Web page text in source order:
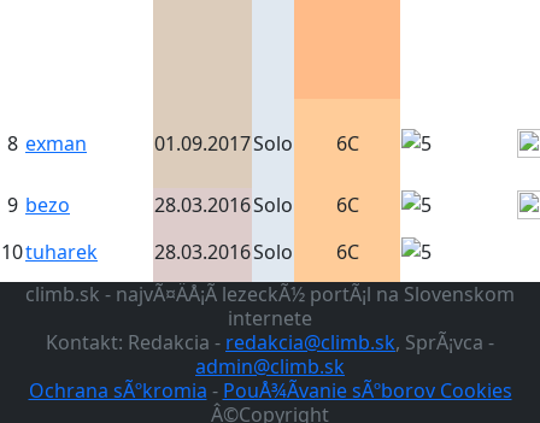
8 exman 01.09.2017Solo 6C
9 bezo 28.03.2016Solo
6C
10tuharek 28.03.2016Solo
6C
climb.sk - najvÃ¤ÄÅ¡Ã­ lezeckÃ½ portÃ¡l na Slovenskom
internete
Kontakt: Redakcia - redakcia@climb.sk, SprÃ¡vca -
admin@climb.sk
Ochrana sÃºkromia - PouÅ¾Ã­vanie sÃºborov Cookies
Â©Copyright